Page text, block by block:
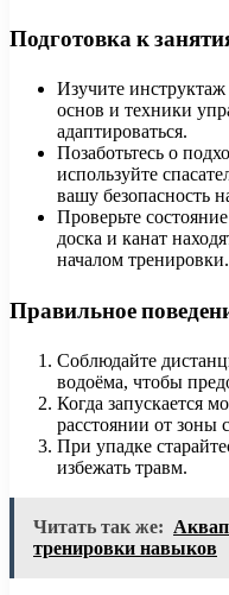
Подготовка к
Изучите
основ и техники
адаптироваться.
Позаботьтесь о
используйте
вашу безопасность
Проверьте
доска и канат
началом тренировки.
Правильное
Соблюдайте
водоёма, чтобы
Когда запускается
расстоянии от зоны
При упадке
избежать травм.
Читать так же:
тренировки навыков